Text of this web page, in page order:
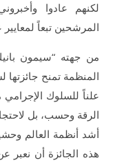
لكنهم عادوا
المرشحين تبعاً
من جهته “سيمون
المنظمة تمنح جائزتها
علناً للسلوك الإجرامي
الرقة وحسب، بل
أشد أنظمة العالم
هذه الجائزة أن نعبر